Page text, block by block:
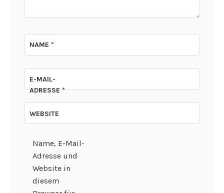
NAME*
E-MAIL-
ADRESSE*
WEBSITE
Name, E-Mail-
Adresse und
Website in
diesem